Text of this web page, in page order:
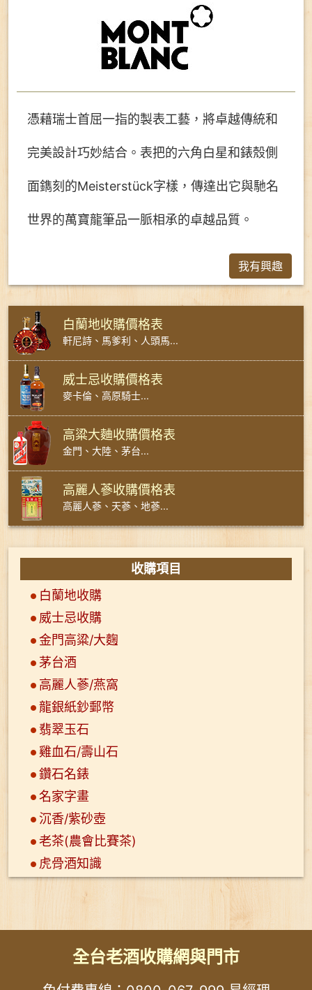
憑藉瑞士首屈一指的製表工藝，將卓越傳統和
完美設計巧妙結合。表把的六角白星和錶殼側
面鐫刻的Meisterstück字樣，傳達出它與馳名
世界的萬寶龍筆品一脈相承的卓越品質。
我有興趣
白蘭地收購價格表
軒尼詩、馬爹利、人頭馬...
威士忌收購價格表
麥卡倫、高原騎士...
高粱大麯收購價格表
金門、大陸、茅台...
高麗人蔘收購價格表
高麗人蔘、天蔘、地蔘...
收購項目
白蘭地收購
威士忌收購
金門高粱/大麴
茅台酒
高麗人蔘/燕窩
龍銀紙鈔郵幣
翡翠玉石
雞血石/壽山石
鑽石名錶
名家字畫
沉香/紫砂壺
老茶(農會比賽茶)
虎骨酒知識
全台老酒收購網與門市